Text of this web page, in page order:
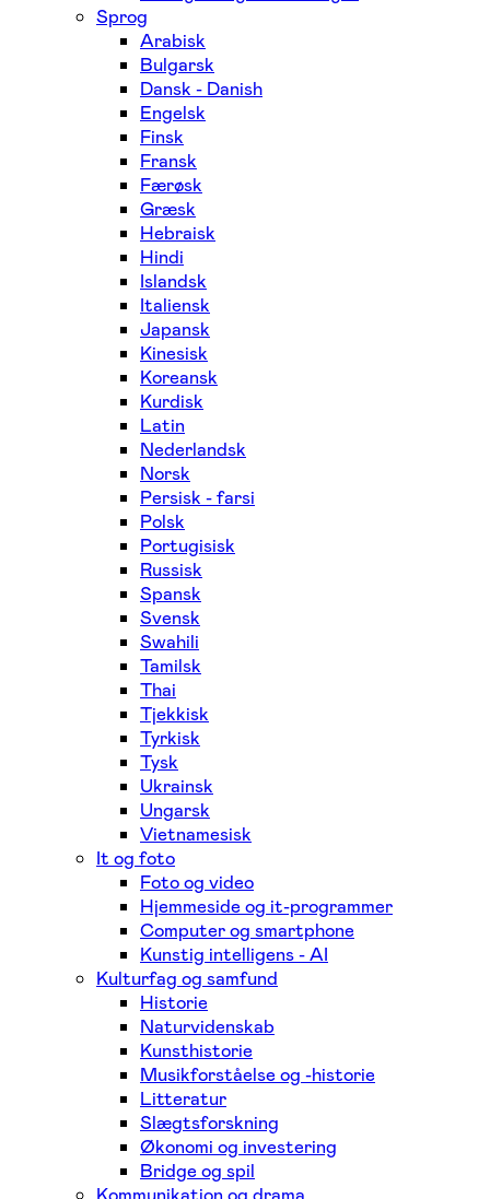
Sprog
Arabisk
Bulgarsk
Dansk - Danish
Engelsk
Finsk
Fransk
Færøsk
Græsk
Hebraisk
Hindi
Islandsk
Italiensk
Japansk
Kinesisk
Koreansk
Kurdisk
Latin
Nederlandsk
Norsk
Persisk - farsi
Polsk
Portugisisk
Russisk
Spansk
Svensk
Swahili
Tamilsk
Thai
Tjekkisk
Tyrkisk
Tysk
Ukrainsk
Ungarsk
Vietnamesisk
It og foto
Foto og video
Hjemmeside og it-programmer
Computer og smartphone
Kunstig intelligens - AI
Kulturfag og samfund
Historie
Naturvidenskab
Kunsthistorie
Musikforståelse og -historie
Litteratur
Slægtsforskning
Økonomi og investering
Bridge og spil